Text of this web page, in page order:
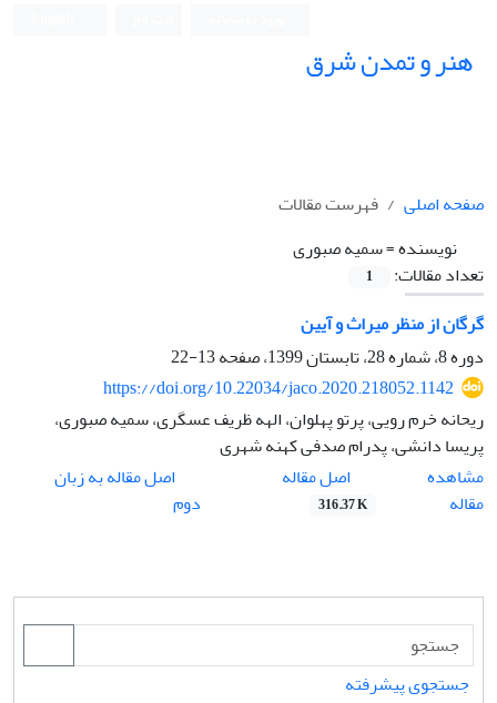
هنر و تمدن شرق
صفحه اصلی
فهرست مقالات
نویسنده =سمیه صبوری
تعداد مقالات:
1
گرگان از منظر میراث و آیین
دوره 8، شماره 28، تابستان 1399، صفحه
13-22
https://doi.org/10.22034/jaco.2020.218052.1142
ریحانه خرم رویی، پرتو پهلوان، الهه ظریف عسگری، سمیه صبوری،
پریسا دانشی، پدرام صدفی کهنه شهری
مشاهده
مقاله
اصل مقاله
316.37 K
اصل مقاله به زبان
دوم
جستجوی پیشرفته